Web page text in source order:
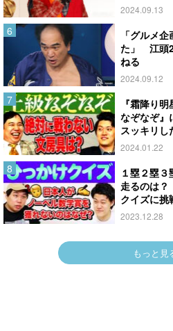
2024.09.13
「グルメ
た」 江頭
ねる
2024.09.12
『霜降り
なぞなぞ』
スッキリし
2024.01.22
１塁２塁
走るのは
クイズに挑
2023.12.28
もっと見